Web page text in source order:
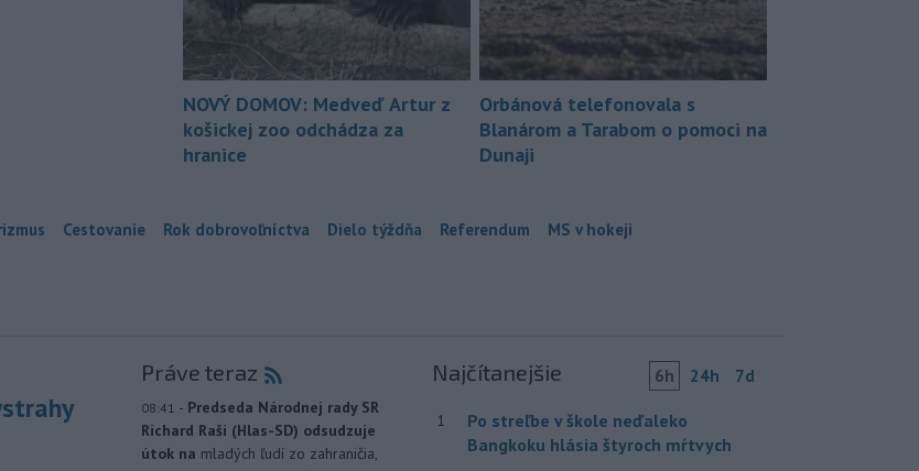
NOVÝ DOMOV: Medveď Artur z
košickej zoo odchádza za
hranice
Orbánová telefonovala s
Blanárom a Tarabom o pomoci na
Dunaji
Cestovanie Rok dobrovoľníctva Dielo týždňa Referendum MS v hokeji
Práve teraz
08:41 - Predseda Národnej rady SR
Richard Raši (Hlas-SD) odsudzuje
útok na mladých ľudí zo zahraničia,
Najčítanejšie 6h 24h 7d
1
Po streľbe v škole neďaleko
Bangkoku hlásia štyroch mŕtvych